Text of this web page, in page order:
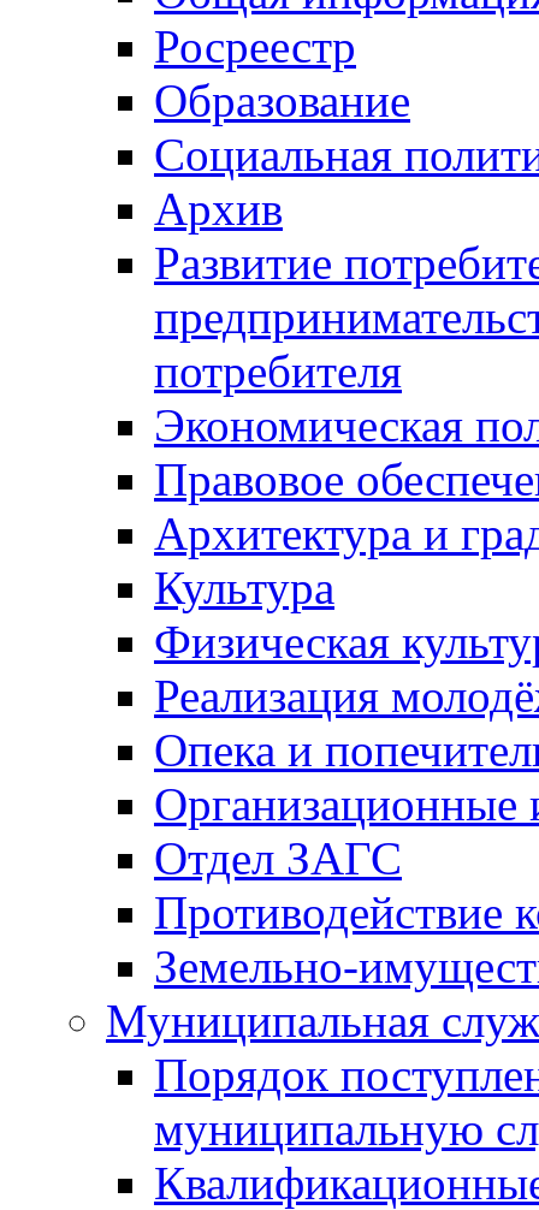
Росреестр
Образование
Социальная
Архив
Развитие
потребителя
Экономическая
Правовое
Архитектура и
Культура
Физическая
Реализация
Опека и
Отдел ЗАГС
Противодействие
Земельно-
Муниципальная
Порядок
муниципальную